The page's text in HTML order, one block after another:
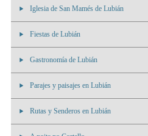
Iglesia de San Mamés de Lubián
Fiestas de Lubián
Gastronomía de Lubián
Parajes y paisajes en Lubián
Rutas y Senderos en Lubián